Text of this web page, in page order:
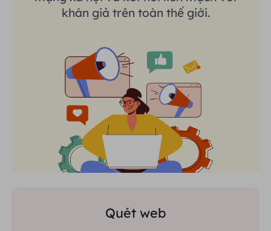
khán giả trên toàn thế giới.
Quét web